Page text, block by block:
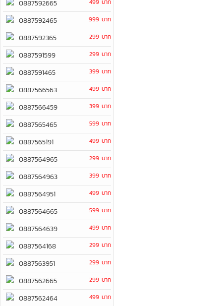
0887592665 499 บาท
0887592465 999 บาท
0887592365 299 บาท
0887591599 299 บาท
0887591465 399 บาท
0887566563 499 บาท
0887566459 399 บาท
0887565465 599 บาท
0887565191 499 บาท
0887564965 299 บาท
0887564963 399 บาท
0887564951 499 บาท
0887564665 599 บาท
0887564639 499 บาท
0887564168 299 บาท
0887563951 299 บาท
0887562665 299 บาท
0887562464 499 บาท